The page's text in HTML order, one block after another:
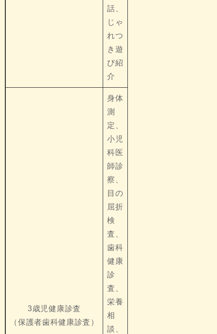
話、
じゃ
れつ
き遊
び紹
介
3歳児健康診査
（保護者歯科健康診査）
身体
測
定、
小児
科医
師診
察、
目の
屈折
検
査、
歯科
健康
診
査、
栄養
相
談、